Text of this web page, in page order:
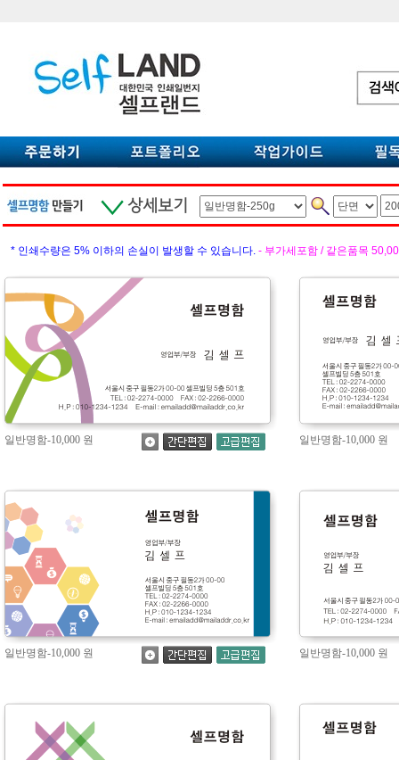
상세보기
* 인쇄수량은 5% 이하의 손실이 발생할 수 있습니다. - 부가세포함 / 같은품목